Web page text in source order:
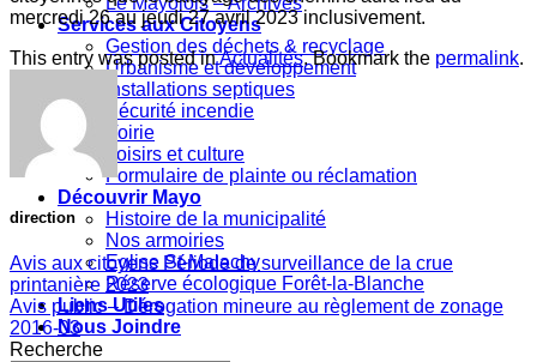
Services aux Citoyens
Gestion des déchets & recyclage
Urbanisme et développement
Installations septiques
Sécurité incendie
Voirie
Loisirs et culture
Formulaire de plainte ou réclamation
Découvrir Mayo
Histoire de la municipalité
Nos armoiries
Eglise St-Malachy
Réserve écologique Forêt-la-Blanche
Liens Utiles
Nous Joindre
mercredi 26 au jeudi 27 avril 2023 inclusivement.
This entry was posted inActualités. Bookmark the permalink.
direction
Avis aux citoyens Période de surveillance de la crue
printanière 2023
Avis public – Dérogation mineure au règlement de zonage
2016-03
Recherche